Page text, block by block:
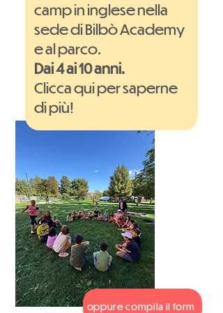
camp in inglese nella
sede di Bilbò Academy
e al parco.
Dai 4 ai 10 anni.
Clicca qui per saperne
di più!
oppure compila il form